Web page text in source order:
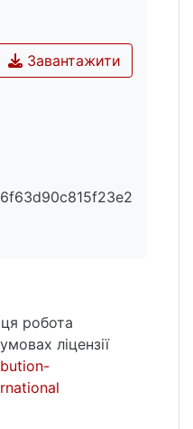
Завантажити
робота
ліцензії